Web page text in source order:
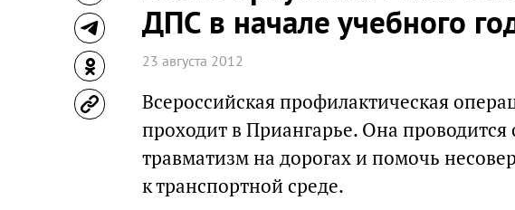
ДПС в начале учебного
23 августа 2012
Всероссийская профилактическая
проходит в Приангарье. Она проводится
травматизм на дорогах и помочь
к транспортной среде.